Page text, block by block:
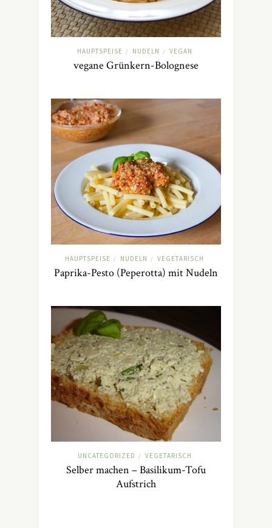
HAUPTSPEISE / NUDELN / VEGAN
vegane Grünkern-Bolognese
HAUPTSPEISE / NUDELN / VEGETARISCH
Paprika-Pesto (Peperotta) mit Nudeln
UNCATEGORIZED / VEGETARISCH
Selber machen – Basilikum-Tofu
Aufstrich